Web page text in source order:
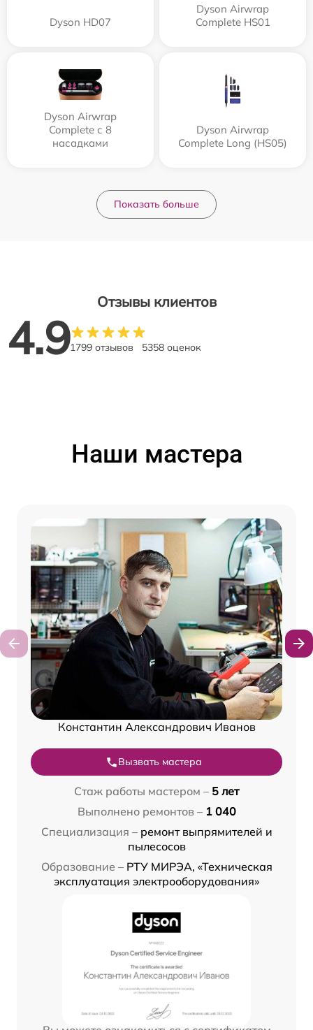
Dyson HD07
Dyson Airwrap
Complete HS01
Dyson Airwrap
Complete с 8
насадками
Dyson Airwrap
Complete Long (HS05)
Показать больше
Отзывы клиентов
4.91799 отзывов 5358 оценок
Наши мастера
Константин Александрович Иванов
Вызвать мастера
Стаж работы мастером – 5 лет
Выполнено ремонтов – 1 040
Специализация – ремонт выпрямителей и
пылесосов
Образование – РТУ МИРЭА, «Техническая
эксплуатация электрооборудования»